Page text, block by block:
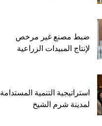
ضبط مصنع غير مرخص
لإنتاج المبيدات الزراعية
استراتيجية التنمية المستدامة
لمدينة شرم الشيخ